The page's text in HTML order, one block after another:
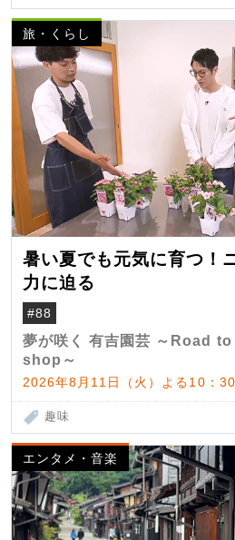
旅・くらし
暑い夏でも元気に育つ！
力に迫る
#88
夢が咲く 有吉園芸 ～Road
shop～
2026年8月11日（火）よる10：
趣味
エンタメ・音楽